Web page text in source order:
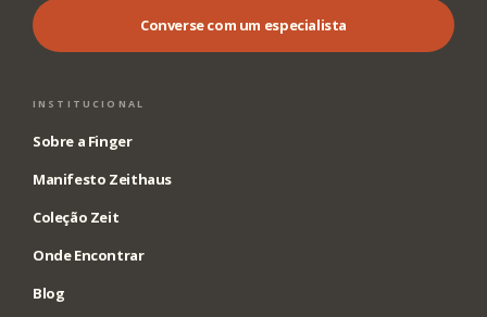
Converse com um especialista
INSTITUCIONAL
Sobre a Finger
Manifesto Zeithaus
Coleção Zeit
Onde Encontrar
Blog